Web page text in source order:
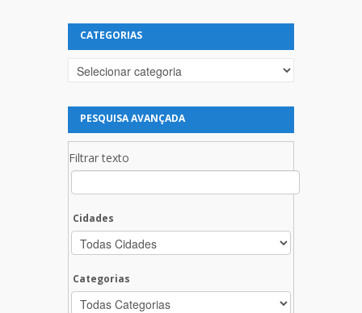
CATEGORIAS
Categorias
PESQUISA AVANÇADA
Filtrar texto
Cidades
Categorias